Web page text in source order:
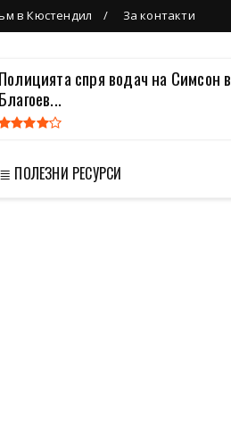
в Кюстендил За контакти
Полицията спря водач на Симсон в
Благоев...
≣ ПОЛЕЗНИ РЕСУРСИ